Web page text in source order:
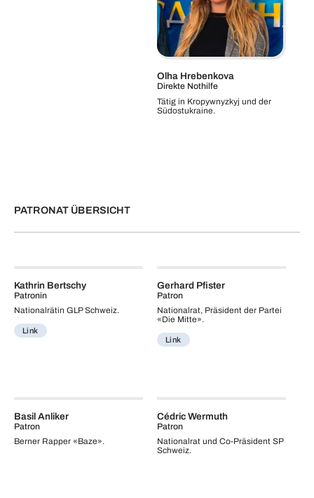
Olha Hrebenkova
Direkte Nothilfe
Tätig in Kropywnyzkyj und der
Südostukraine.
PATRONAT ÜBERSICHT
Kathrin Bertschy
Patronin
Nationalrätin GLP Schweiz.
Link
Gerhard Pfister
Patron
Nationalrat, Präsident der Partei
«Die Mitte».
Link
Basil Anliker
Patron
Berner Rapper «Baze».
Cédric Wermuth
Patron
Nationalrat und Co-Präsident SP
Schweiz.